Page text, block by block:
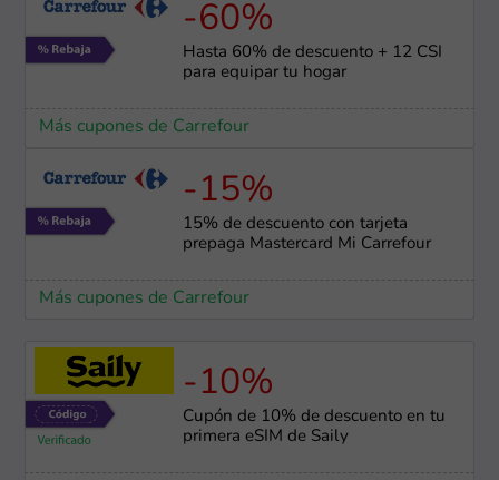
-60%
Hasta 60% de descuento + 12 CSI
para equipar tu hogar
Más cupones de Carrefour
-15%
15% de descuento con tarjeta
prepaga Mastercard Mi Carrefour
Más cupones de Carrefour
-10%
Cupón de 10% de descuento en tu
primera eSIM de Saily